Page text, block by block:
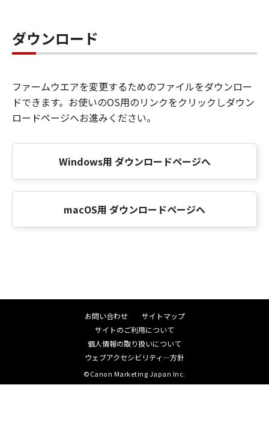
ダウンロード
ファームウエアを変更するためのファイルをダウンロー
ドできます。お使いのOS用のリンクをクリックしダウン
ロードページへお進みください。
Windows用 ダウンロードページへ
macOS用 ダウンロードページへ
お問い合わせ
サイトマップ
サイトのご利用について
個人情報の取り扱いについて
ウェブアクセシビリティ―方針
©Canon Marketing Japan Inc.